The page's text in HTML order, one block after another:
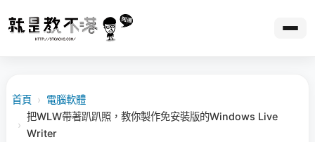
首頁 › 電腦軟體
›
把WLW帶著趴趴照，教你製作免安裝版的Windows Live
Writer